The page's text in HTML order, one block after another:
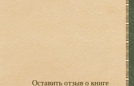
Оставить отзыв о книге